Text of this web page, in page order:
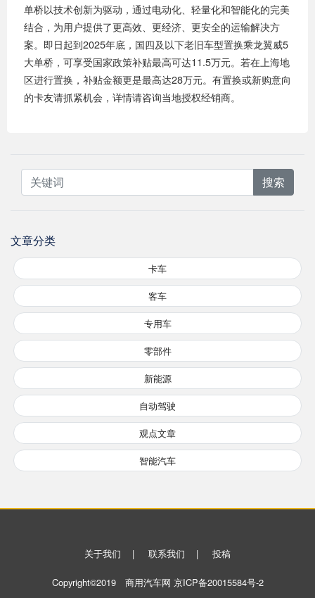
单桥以技术创新为驱动，通过电动化、轻量化和智能化的完美
结合，为用户提供了更高效、更经济、更安全的运输解决方
案。即日起到2025年底，国四及以下老旧车型置换乘龙翼威5
大单桥，可享受国家政策补贴最高可达11.5万元。若在上海地
区进行置换，补贴金额更是最高达28万元。有置换或新购意向
的卡友请抓紧机会，详情请咨询当地授权经销商。
搜索
文章分类
卡车
客车
专用车
零部件
新能源
自动驾驶
观点文章
智能汽车
关于我们 | 联系我们 | 投稿
Copyright©2019 商用汽车网 京ICP备20015584号-2